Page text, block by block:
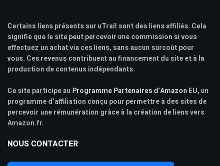
Certains liens présents sur uTrail sont des liens affiliés. Cela
signifie que le site peut percevoir une commission si vous
effectuez un achat via ces liens, sans aucun surcoût pour
vous. Ces revenus contribuent au financement du site et à la
production de contenus indépendants.
Ce site participe au Programme Partenaires d’Amazon EU, un
programme d’affiliation conçu pour permettre à des sites de
percevoir une rémunération grâce à la création de liens vers
Amazon.fr.
NOUS CONTACTER